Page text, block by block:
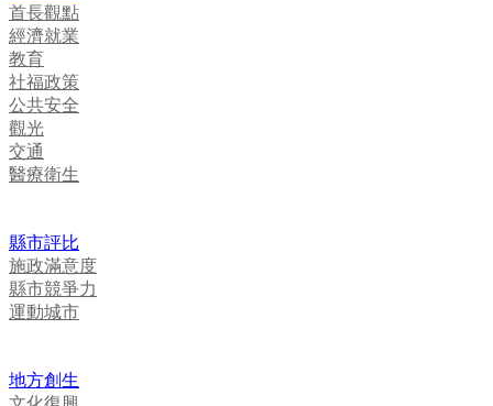
首長觀點
經濟就業
教育
社福政策
公共安全
觀光
交通
醫療衛生
縣市評比
施政滿意度
縣市競爭力
運動城市
地方創生